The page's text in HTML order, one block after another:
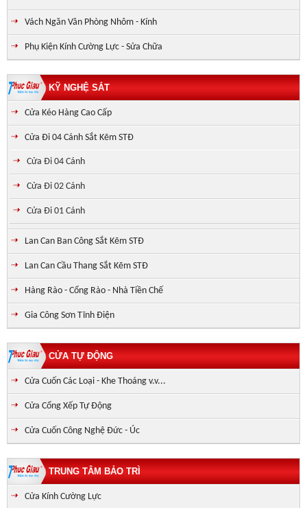
Vách Ngăn Văn Phòng Nhôm - Kính
Phụ Kiện Kính Cường Lực - Sửa Chữa
KỸ NGHỆ SẮT
Cửa Kéo Hàng Cao Cấp
Cửa Đi 04 Cánh Sắt Kẽm STĐ
Cửa Đi 04 Cánh
Cửa Đi 02 Cánh
Cửa Đi 01 Cánh
Lan Can Ban Công Sắt Kẽm STĐ
Lan Can Cầu Thang Sắt Kẽm STĐ
Hàng Rào - Cổng Rào - Nhà Tiền Chế
Gia Công Sơn Tĩnh Điện
CỬA TỰ ĐỘNG
Cửa Cuốn Các Loại - Khe Thoáng v.v...
Cửa Cổng Xếp Tự Động
Cửa Cuốn Công Nghệ Đức - Úc
TRUNG TÂM BẢO TRÌ
Cửa Kính Cường Lực